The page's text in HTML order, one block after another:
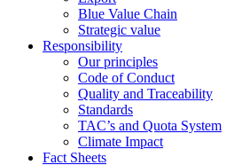
Blue Value Chain
Strategic value
Responsibility
Our principles
Code of Conduct
Quality and Traceability
Standards
TAC’s and Quota System
Climate Impact
Fact Sheets